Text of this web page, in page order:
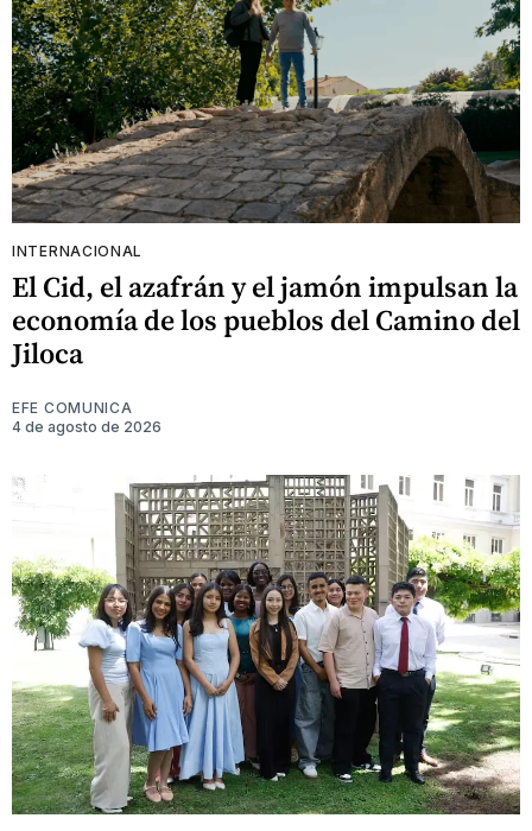
INTERNACIONAL
El Cid, el azafrán y el jamón impulsan la
economía de los pueblos del Camino del
Jiloca
EFE COMUNICA
4 de agosto de 2026